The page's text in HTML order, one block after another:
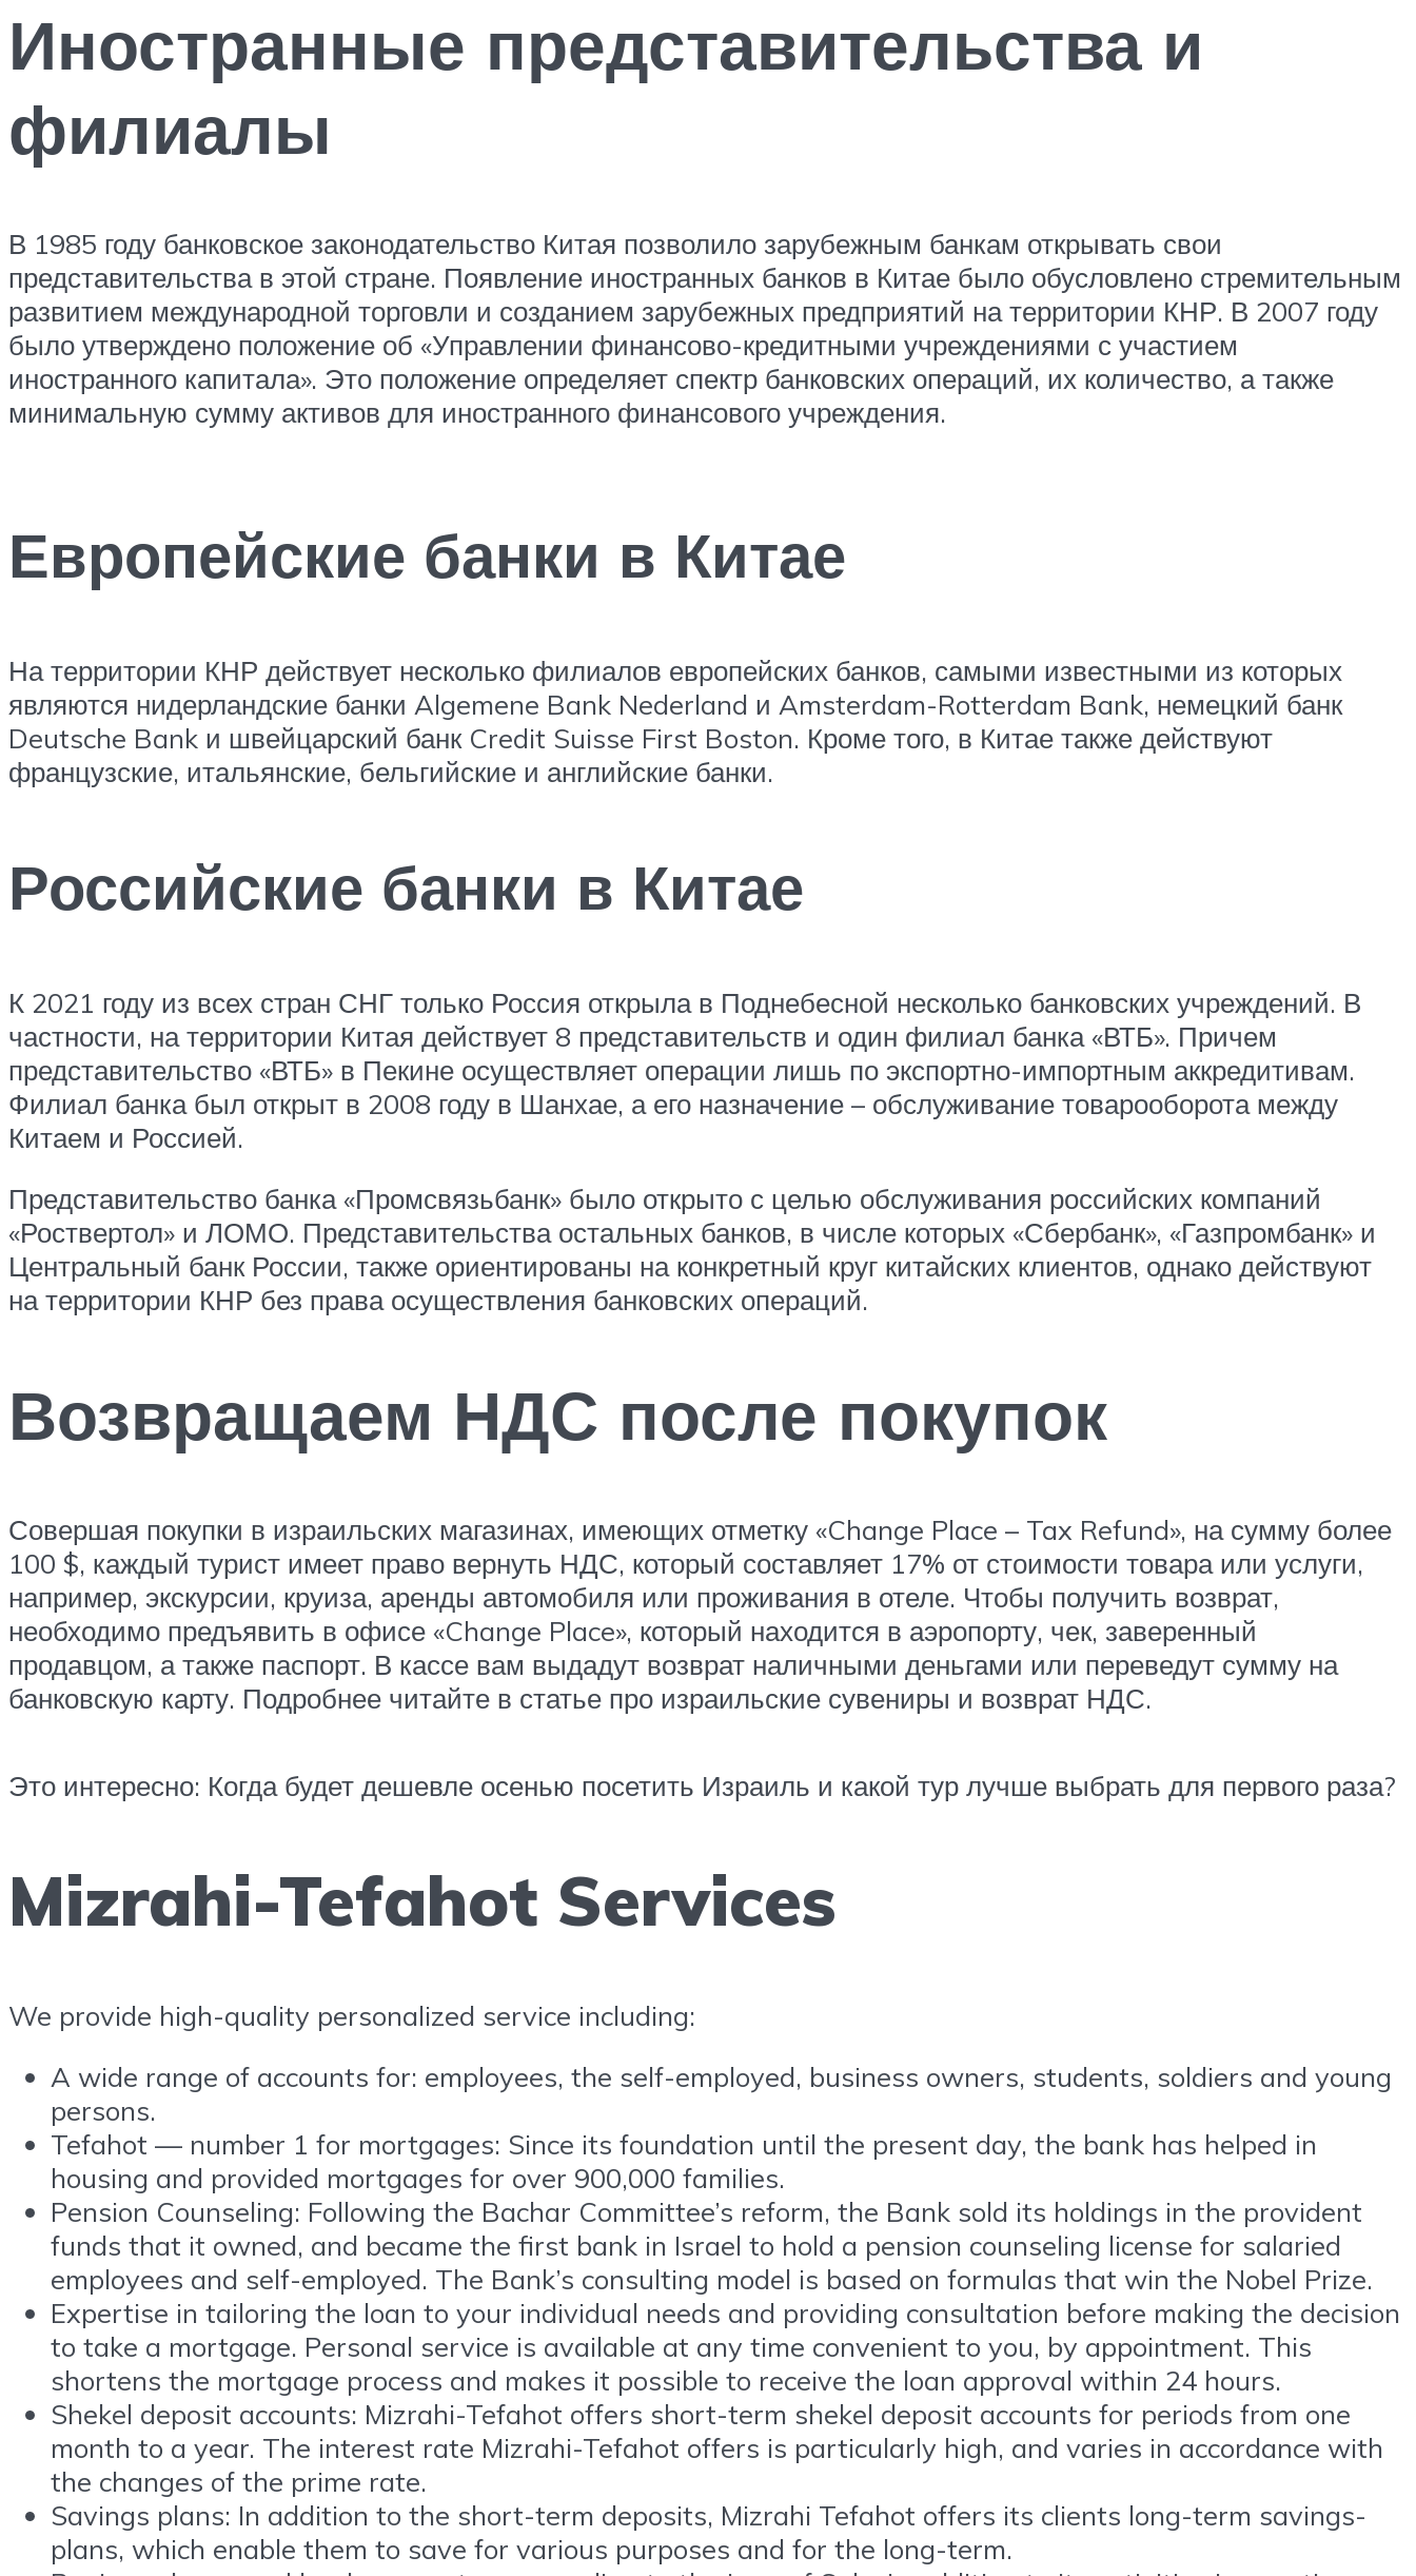
Иностранные представительства и
филиалы
В 1985 году банковское законодательство Китая позволило зарубежным банкам открывать свои
представительства в этой стране. Появление иностранных банков в Китае было обусловлено стремительным
развитием международной торговли и созданием зарубежных предприятий на территории КНР. В 2007 году
было утверждено положение об «Управлении финансово-кредитными учреждениями с участием
иностранного капитала». Это положение определяет спектр банковских операций, их количество, а также
минимальную сумму активов для иностранного финансового учреждения.
Европейские банки в Китае
На территории КНР действует несколько филиалов европейских банков, самыми известными из которых
являются нидерландские банки Algemene Bank Nederland и Amsterdam-Rotterdam Bank, немецкий банк
Deutsche Bank и швейцарский банк Credit Suisse First Boston. Кроме того, в Китае также действуют
французские, итальянские, бельгийские и английские банки.
Российские банки в Китае
К 2021 году из всех стран СНГ только Россия открыла в Поднебесной несколько банковских учреждений. В
частности, на территории Китая действует 8 представительств и один филиал банка «ВТБ». Причем
представительство «ВТБ» в Пекине осуществляет операции лишь по экспортно-импортным аккредитивам.
Филиал банка был открыт в 2008 году в Шанхае, а его назначение – обслуживание товарооборота между
Китаем и Россией.
Представительство банка «Промсвязьбанк» было открыто с целью обслуживания российских компаний
«Роствертол» и ЛОМО. Представительства остальных банков, в числе которых «Сбербанк», «Газпромбанк» и
Центральный банк России, также ориентированы на конкретный круг китайских клиентов, однако действуют
на территории КНР без права осуществления банковских операций.
Возвращаем НДС после покупок
Совершая покупки в израильских магазинах, имеющих отметку «Change Place – Tax Refund», на сумму более
100 $, каждый турист имеет право вернуть НДС, который составляет 17% от стоимости товара или услуги,
например, экскурсии, круиза, аренды автомобиля или проживания в отеле. Чтобы получить возврат,
необходимо предъявить в офисе «Change Place», который находится в аэропорту, чек, заверенный
продавцом, а также паспорт. В кассе вам выдадут возврат наличными деньгами или переведут сумму на
банковскую карту. Подробнее читайте в статье про израильские сувениры и возврат НДС.
Это интересно: Когда будет дешевле осенью посетить Израиль и какой тур лучше выбрать для первого раза?
Mizrahi-Tefahot Services
We provide high-quality personalized service including:
A wide range of accounts for: employees, the self-employed, business owners, students, soldiers and young
persons.
Tefahot — number 1 for mortgages: Since its foundation until the present day, the bank has helped in
housing and provided mortgages for over 900,000 families.
Pension Counseling: Following the Bachar Committee’s reform, the Bank sold its holdings in the provident
funds that it owned, and became the first bank in Israel to hold a pension counseling license for salaried
employees and self-employed. The Bank’s consulting model is based on formulas that win the Nobel Prize.
Expertise in tailoring the loan to your individual needs and providing consultation before making the decision
to take a mortgage. Personal service is available at any time convenient to you, by appointment. This
shortens the mortgage process and makes it possible to receive the loan approval within 24 hours.
Shekel deposit accounts: Mizrahi-Tefahot offers short-term shekel deposit accounts for periods from one
month to a year. The interest rate Mizrahi-Tefahot offers is particularly high, and varies in accordance with
the changes of the prime rate.
Savings plans: In addition to the short-term deposits, Mizrahi Tefahot offers its clients long-term savings-
plans, which enable them to save for various purposes and for the long-term.